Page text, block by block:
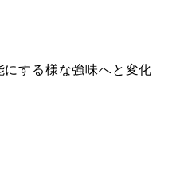
する様な強味へと変化